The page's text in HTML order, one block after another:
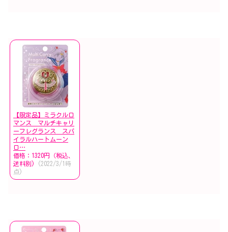
【限定品】ミラクルロ
マンス マルチキャリ
ーフレグランス スパ
イラルハートムーン
ロ…
価格：1320円（税込、
送料別)
(2022/3/1時
点)